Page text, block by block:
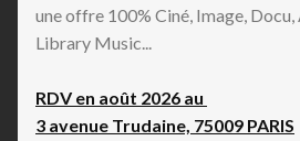
une offre 100% Ciné, Image, Docu,
Library Music...
RDV en août 2026 au
3 avenue Trudaine, 75009 PARIS